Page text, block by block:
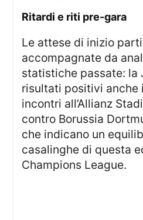
ritardi e riti pre-gara
Le attese di inizio partita sono state
accompagnate da
statistiche passate: la
risultati positivi anche
incontri all’Allianz
contro Borussia
che indicano un
casalinghe di questa
Champions League.